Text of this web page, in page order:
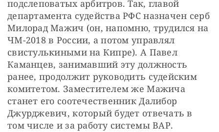
подслеповатых арбитров. Так, главой
департамента судейства РФС назначен серб
Милорад Мажич (он, напомню, трудился на
ЧМ-2018 в России, а потом управлял
свистулькиными на Кипре). А Павел
Каманцев, занимавший эту должность
ранее, продолжит руководить судейским
комитетом. Заместителем же Мажича
станет его соотечественник Далибор
Джурджевич, который будет отвечать в
том числе и за работу системы ВАР.